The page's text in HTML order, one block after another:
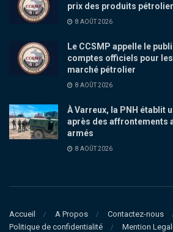
prix des produits
8 AOÛT 2026
Le CCSMP appelle le
comptes officiels pour
marché pétrolier
8 AOÛT 2026
À Varreux, la PNH établit
après des affrontements
armés
8 AOÛT 2026
Accueil A Propos
Contactez-nous
Politique de confidentialité
Mention